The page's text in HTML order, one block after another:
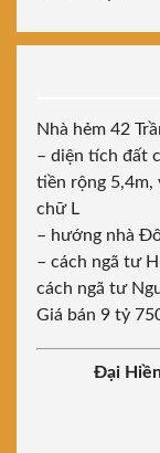
Nhà hẻm 42
– diện tích đất
tiền rộng 5,4m,
chữ L
– hướng nhà
– cách ngã tư
cách ngã tư
Giá bán 9 tỷ
Đại